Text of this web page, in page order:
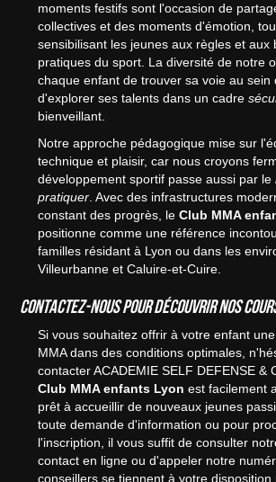
moments festifs sont l'occasion de
collectives et des moments d'émotion,
sensibilisant les jeunes aux règles et aux
pratiques du sport. La diversité de notre
chaque enfant de trouver sa voie au sein
d'explorer ses talents dans un cadre
bienveillant.
Notre approche pédagogique mise sur
technique et plaisir, car nous croyons
développement sportif passe aussi par le
pratiquer. Avec des infrastructures
constant des progrès, leClub MMA
positionne comme une référence
familles résidant à Lyon ou dans les
Villeurbanne et Caluire-et-Cuire.
Contactez-nous pour découvrir nos
Si vous souhaitez offrir à votre enfant
MMA dans des conditions optimales,
contacter ACADEMIE SELF DEFENSE &
Club MMA enfants Lyon est facilement
prêt à accueillir de nouveaux jeunes
toute demande d'information ou pour
l'inscription, il vous suffit de consulter
contact en ligne ou d'appeler notre
conseillers se tiennent à votre